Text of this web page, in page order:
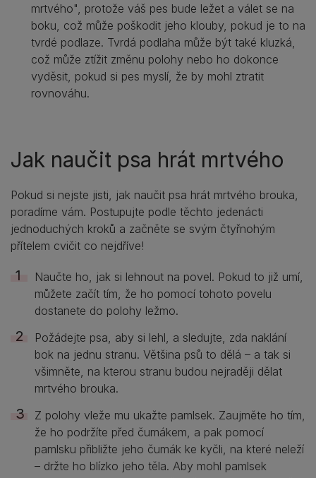
mrtvého", protože váš pes bude ležet a válet se na
boku, což může poškodit jeho klouby, pokud je to na
tvrdé podlaze. Tvrdá podlaha může být také kluzká,
což může ztížit změnu polohy nebo ho dokonce
vyděsit, pokud si pes myslí, že by mohl ztratit
rovnováhu.
Jak naučit psa hrát mrtvého
Pokud si nejste jisti, jak naučit psa hrát mrtvého brouka,
poradíme vám. Postupujte podle těchto jedenácti
jednoduchých kroků a začněte se svým čtyřnohým
přítelem cvičit co nejdříve!
Naučte ho, jak si lehnout na povel. Pokud to již umí,
můžete začít tím, že ho pomocí tohoto povelu
dostanete do polohy ležmo.
Požádejte psa, aby si lehl, a sledujte, zda naklání
bok na jednu stranu. Většina psů to dělá – a tak si
všimněte, na kterou stranu budou nejraději dělat
mrtvého brouka.
Z polohy vleže mu ukažte pamlsek. Zaujměte ho tím,
že ho podržíte před čumákem, a pak pomocí
pamlsku přibližte jeho čumák ke kyčli, na které neleží
– držte ho blízko jeho těla. Aby mohl pamlsek